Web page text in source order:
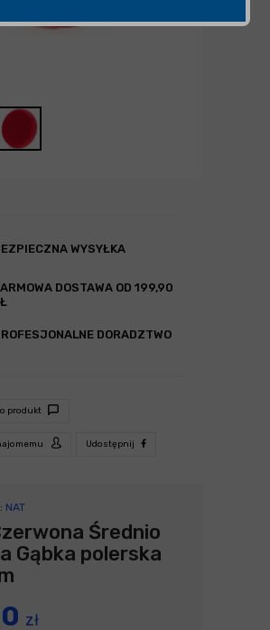
WYSYŁKA
DOSTAWA OD 199,90
DORADZTWO
produkt
Udostępnij
NAT
Średnio
Gąbka polerska
zł